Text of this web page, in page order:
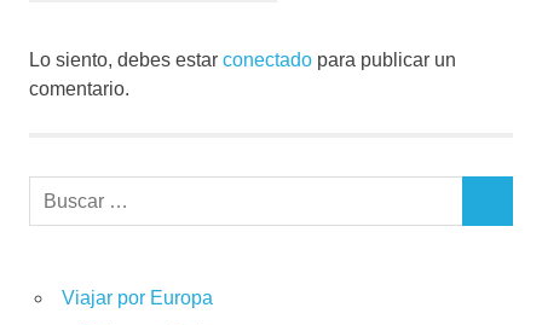
Lo siento, debes estar conectado para publicar un
comentario.
Buscar:
Viajar por Europa